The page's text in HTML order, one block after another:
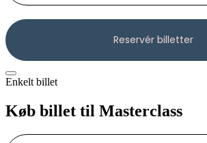
Enkelt billet
Køb billet til Masterclass